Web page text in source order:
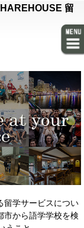
留
留学サービスについ
市から語学学校を検